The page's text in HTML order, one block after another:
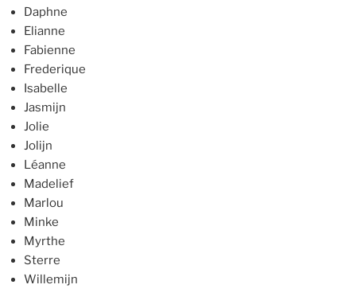
Daphne
Elianne
Fabienne
Frederique
Isabelle
Jasmijn
Jolie
Jolijn
Léanne
Madelief
Marlou
Minke
Myrthe
Sterre
Willemijn